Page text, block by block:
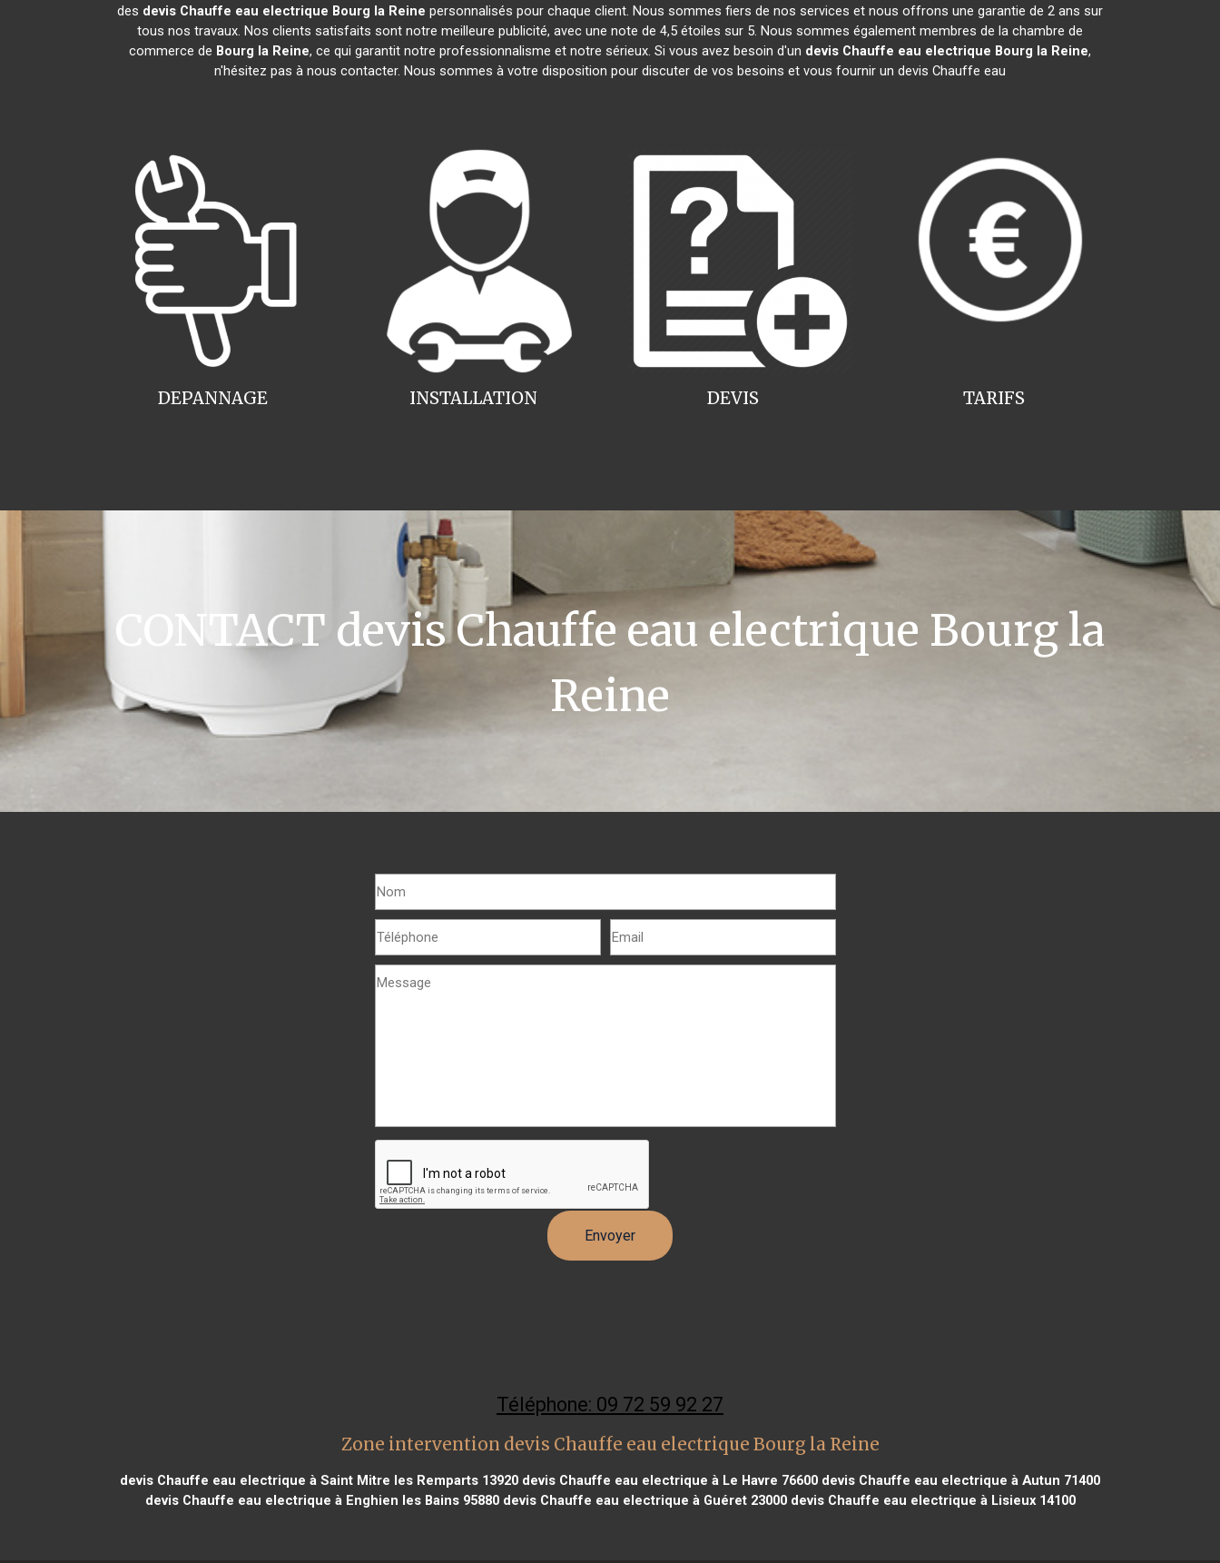
des devis Chauffe eau electrique Bourg la Reine personnalisés pour chaque client. Nous sommes fiers de nos services et nous offrons une garantie de 2 ans sur
tous nos travaux. Nos clients satisfaits sont notre meilleure publicité, avec une note de 4,5 étoiles sur 5. Nous sommes également membres de la chambre de
commerce de Bourg la Reine, ce qui garantit notre professionnalisme et notre sérieux. Si vous avez besoin d'un devis Chauffe eau electrique Bourg la Reine,
n'hésitez pas à nous contacter. Nous sommes à votre disposition pour discuter de vos besoins et vous fournir un devis Chauffe eau
INSTALLATION
DEPANNAGE TARIFS
DEVIS
CONTACT devis Chauffe eau electrique Bourg la
Reine
Téléphone: 09 72 59 92 27
Zone intervention devis Chauffe eau electrique Bourg la Reine
devis Chauffe eau electrique à Saint Mitre les Remparts 13920 devis Chauffe eau electrique à Le Havre 76600 devis Chauffe eau electrique à Autun 71400
devis Chauffe eau electrique à Enghien les Bains 95880devis Chauffe eau electrique à Guéret 23000devis Chauffe eau electrique à Lisieux 14100